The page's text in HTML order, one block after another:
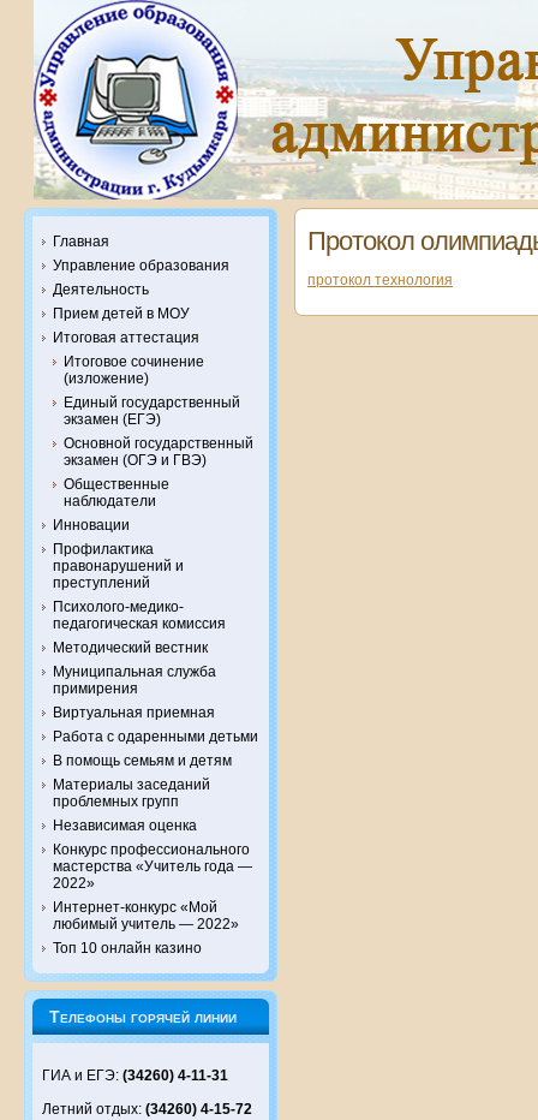
Главная
Управление образования
Деятельность
Прием детей в МОУ
Итоговая аттестация
Итоговое сочинение
(изложение)
Единый государственный
экзамен (ЕГЭ)
Основной государственный
экзамен (ОГЭ и ГВЭ)
Общественные
наблюдатели
Инновации
Профилактика
правонарушений и
преступлений
Психолого-медико-
педагогическая комиссия
Методический вестник
Муниципальная служба
примирения
Виртуальная приемная
Работа с одаренными детьми
В помощь семьям и детям
Материалы заседаний
проблемных групп
Независимая оценка
Конкурс профессионального
мастерства «Учитель года —
2022»
Интернет-конкурс «Мой
любимый учитель — 2022»
Топ 10 онлайн казино
Телефоны горячей линии
ГИА и ЕГЭ: (34260) 4-11-31
Летний отдых: (34260) 4-15-72
Протокол
протокол технология